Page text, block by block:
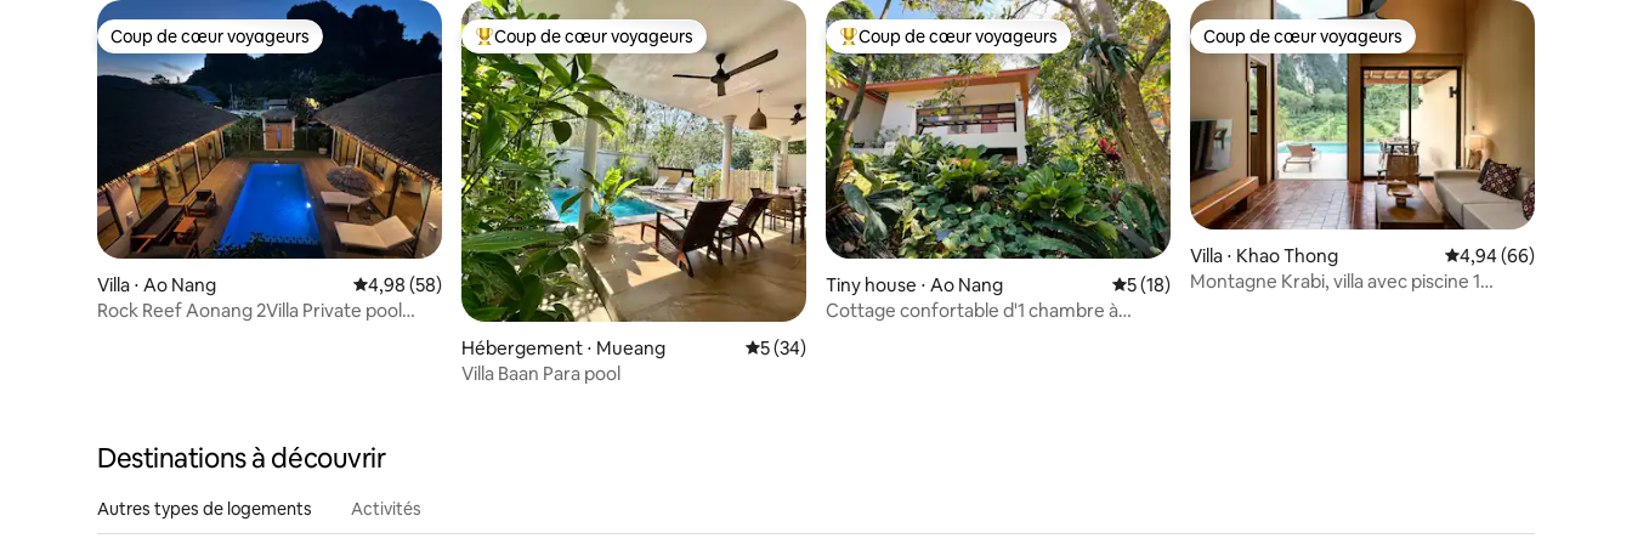
Coup de cœur voyageurs
Coup de cœur voyageurs
Villa ⋅ Ao Nang Évaluation moyenne sur la base de 58 commentaires : 4,98 sur 5
4,98 (58)
Rock Reef Aonang 2Villa Private pool
Coups de cœur voyageurs les plus appréciés
Coup de cœur voyageurs
Hébergement ⋅ Mueang Évaluation moyenne sur la base de 34 commentaires : 5 sur 5
5 (34)
Villa Baan Para pool
Coups de cœur voyageurs les plus appréciés
Coup de cœur voyageurs
Tiny house ⋅ Ao Nang Évaluation moyenne sur la base de 18 commentaires : 5 sur 5
5 (18)
Cottage confortable d'1 chambre à
Coup de cœur voyageurs
Coup de cœur voyageurs
Villa ⋅ Khao Thong Évaluation moyenne
4,94 (66)
Montagne Krabi, villa avec piscine 1
Destinations à découvrir
Autres types de logements Activités